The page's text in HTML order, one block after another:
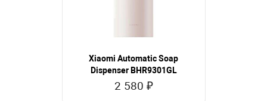
Xiaomi Automatic Soap
Dispenser BHR9301GL
2 580 ₽